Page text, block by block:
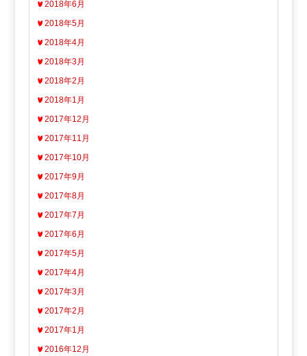
2018年6月
2018年5月
2018年4月
2018年3月
2018年2月
2018年1月
2017年12月
2017年11月
2017年10月
2017年9月
2017年8月
2017年7月
2017年6月
2017年5月
2017年4月
2017年3月
2017年2月
2017年1月
2016年12月